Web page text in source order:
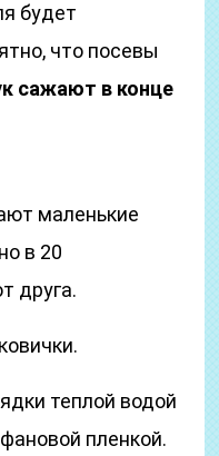
будет
что посевы
сажают в конце
маленькие
в 20
друга.
теплой водой
пленкой.